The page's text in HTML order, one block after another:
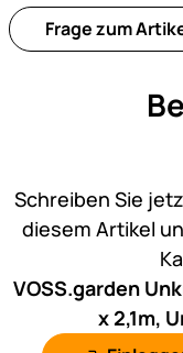
Frage zum
Schreiben Sie
diesem Artikel
VOSS.garden
x 2,1m,